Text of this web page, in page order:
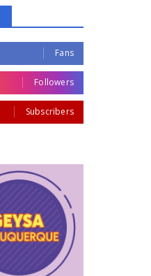
Fans
Followers
Subscribers